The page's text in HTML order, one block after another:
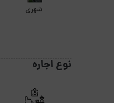
شهری
نوع اجاره